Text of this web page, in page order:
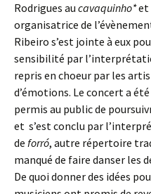
Rodrigues au cavaquinho*et
organisatrice de
Ribeiro s’est jointe à eux
sensibilité par
repris en choeur par les
d’émotions. Le concert a
permis au public de
et s’est conclu par
de forró, autre répertoire
manqué de faire danser les
De quoi donner des idées